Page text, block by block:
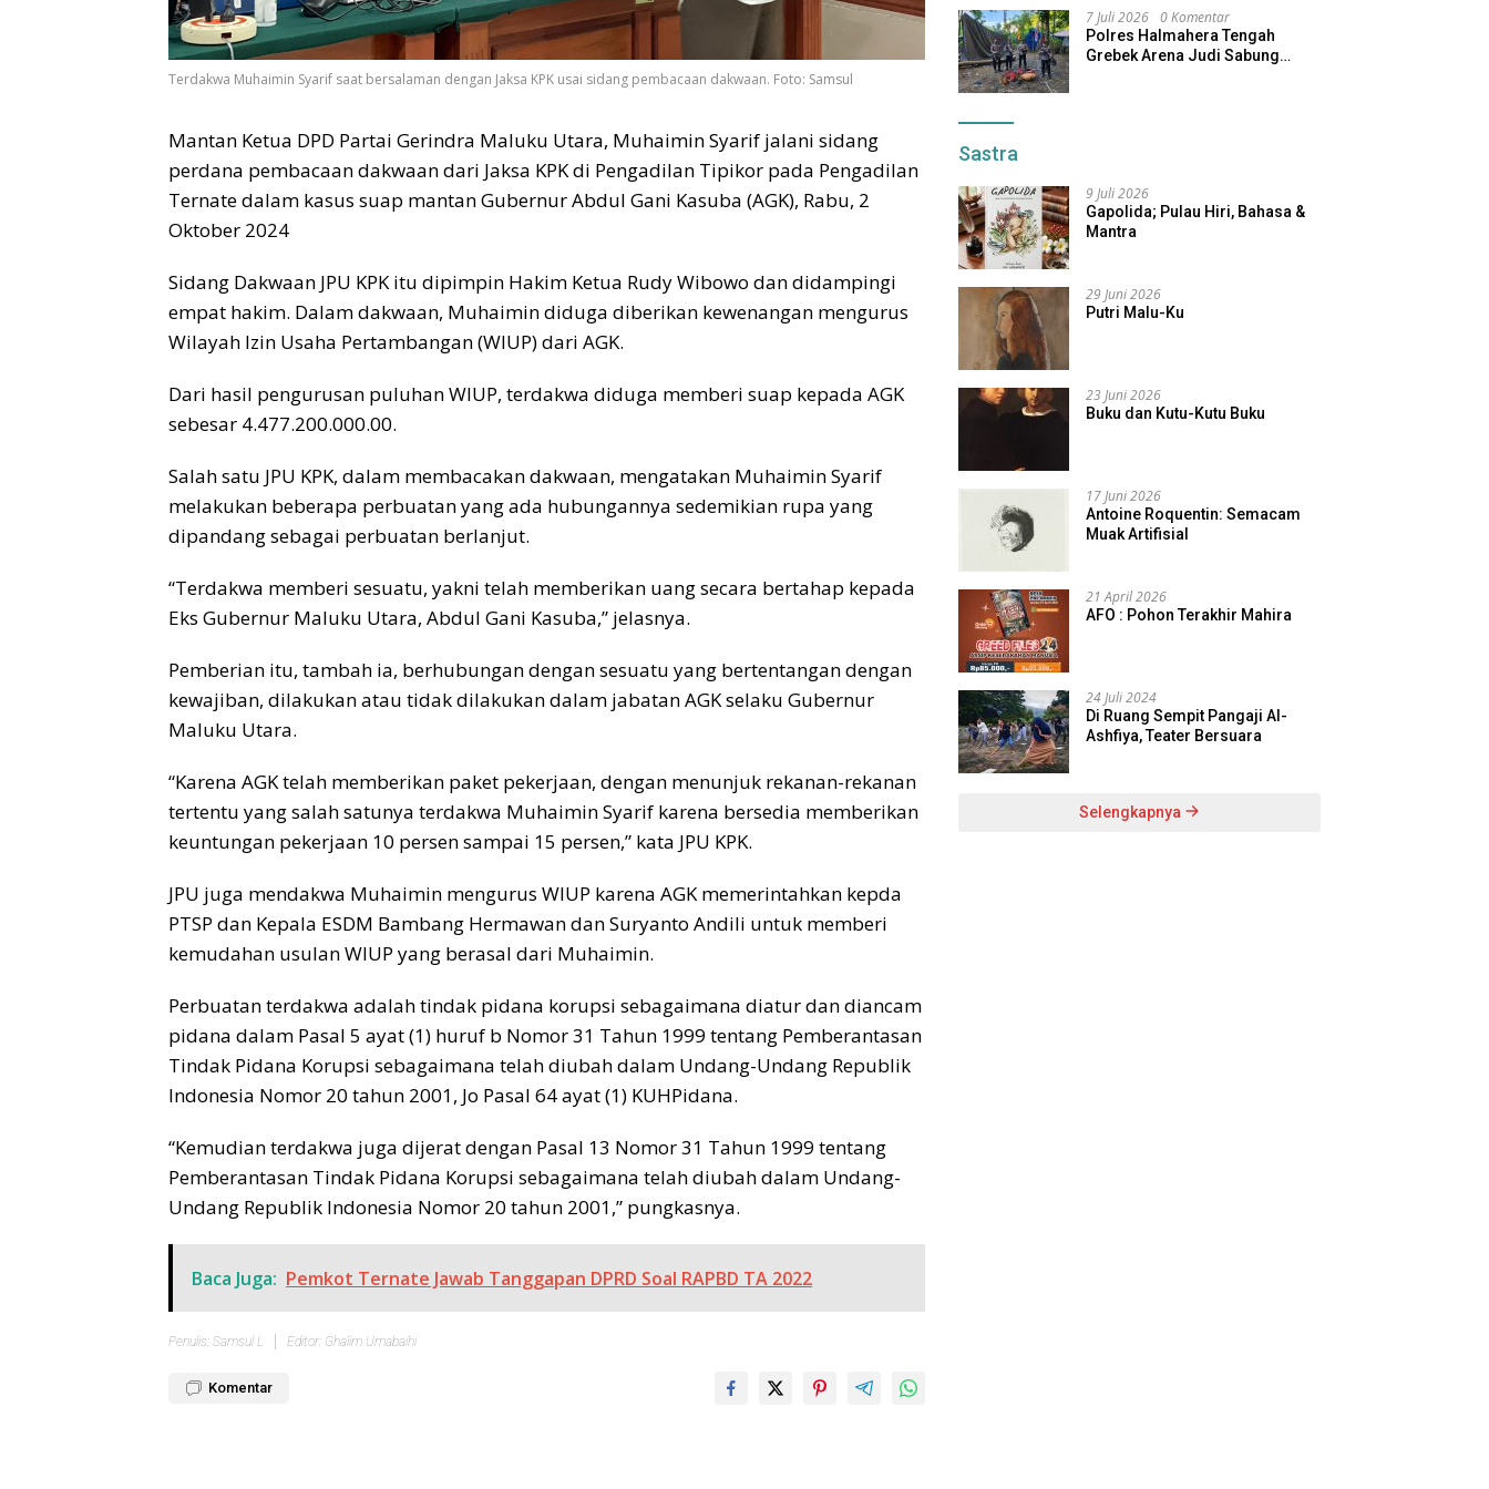
Terdakwa Muhaimin Syarif saat bersalaman dengan Jaksa KPK usai sidang pembacaan dakwaan. Foto: Samsul
Mantan Ketua DPD Partai Gerindra Maluku Utara, Muhaimin Syarif jalani sidang
perdana pembacaan dakwaan dari Jaksa KPK di Pengadilan Tipikor pada Pengadilan
Ternate dalam kasus suap mantan Gubernur Abdul Gani Kasuba (AGK), Rabu, 2
Oktober 2024
Sidang Dakwaan JPU KPK itu dipimpin Hakim Ketua Rudy Wibowo dan didampingi
empat hakim. Dalam dakwaan, Muhaimin diduga diberikan kewenangan mengurus
Wilayah Izin Usaha Pertambangan (WIUP) dari AGK.
Dari hasil pengurusan puluhan WIUP, terdakwa diduga memberi suap kepada AGK
sebesar 4.477.200.000.00.
Salah satu JPU KPK, dalam membacakan dakwaan, mengatakan Muhaimin Syarif
melakukan beberapa perbuatan yang ada hubungannya sedemikian rupa yang
dipandang sebagai perbuatan berlanjut.
“Terdakwa memberi sesuatu, yakni telah memberikan uang secara bertahap kepada
Eks Gubernur Maluku Utara, Abdul Gani Kasuba,” jelasnya.
Pemberian itu, tambah ia, berhubungan dengan sesuatu yang bertentangan dengan
kewajiban, dilakukan atau tidak dilakukan dalam jabatan AGK selaku Gubernur
Maluku Utara.
“Karena AGK telah memberikan paket pekerjaan, dengan menunjuk rekanan-rekanan
tertentu yang salah satunya terdakwa Muhaimin Syarif karena bersedia memberikan
keuntungan pekerjaan 10 persen sampai 15 persen,” kata JPU KPK.
JPU juga mendakwa Muhaimin mengurus WIUP karena AGK memerintahkan kepda
PTSP dan Kepala ESDM Bambang Hermawan dan Suryanto Andili untuk memberi
kemudahan usulan WIUP yang berasal dari Muhaimin.
Perbuatan terdakwa adalah tindak pidana korupsi sebagaimana diatur dan diancam
pidana dalam Pasal 5 ayat (1) huruf b Nomor 31 Tahun 1999 tentang Pemberantasan
Tindak Pidana Korupsi sebagaimana telah diubah dalam Undang-Undang Republik
Indonesia Nomor 20 tahun 2001, Jo Pasal 64 ayat (1) KUHPidana.
“Kemudian terdakwa juga dijerat dengan Pasal 13 Nomor 31 Tahun 1999 tentang
Pemberantasan Tindak Pidana Korupsi sebagaimana telah diubah dalam Undang-
Undang Republik Indonesia Nomor 20 tahun 2001,” pungkasnya.
Baca Juga: Pemkot Ternate Jawab Tanggapan DPRD Soal RAPBD TA 2022
Penulis: Samsul L Editor: Ghalim Umabaihi
Komentar
7 Juli 2026 0 Komentar
Polres Halmahera Tengah
Grebek Arena Judi Sabung
Sastra
9 Juli 2026
Gapolida; Pulau Hiri, Bahasa &
Mantra
29 Juni 2026
Putri Malu-Ku
23 Juni 2026
Buku dan Kutu-Kutu Buku
17 Juni 2026
Antoine Roquentin: Semacam
Muak Artifisial
21 April 2026
AFO : Pohon Terakhir Mahira
24 Juli 2024
Di Ruang Sempit Pangaji Al-
Ashfiya, Teater Bersuara
Selengkapnya